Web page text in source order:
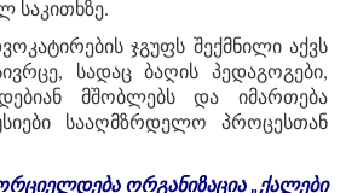
საკითხზე.
ჯგუფს შექმნილი აქვს
სადაც ბაღის პედაგოგები,
მშობლებს და იმართება
სააღმზრდელო პროცესთან
ორგანიზაცია„ქალები